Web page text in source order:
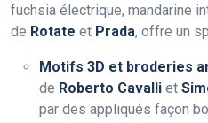
fuchsia électrique, mandarine
de Rotate et Prada, offre un
Motifs 3D et broderies
de Roberto Cavalli et
par des appliqués façon